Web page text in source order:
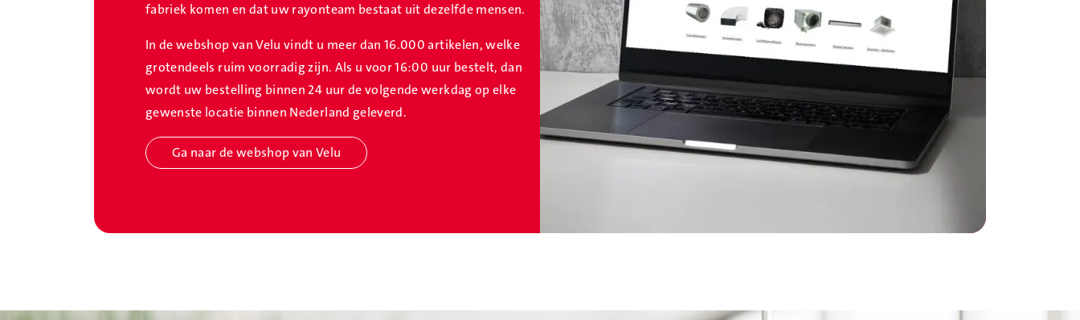
fabriek komen en dat uw rayonteam bestaat uit dezelfde mensen.
In de webshop van Velu vindt u meer dan 16.000 artikelen, welke
grotendeels ruim voorradig zijn. Als u voor 16:00 uur bestelt, dan
wordt uw bestelling binnen 24 uur de volgende werkdag op elke
gewenste locatie binnen Nederland geleverd.
Ga naar de webshop van Velu